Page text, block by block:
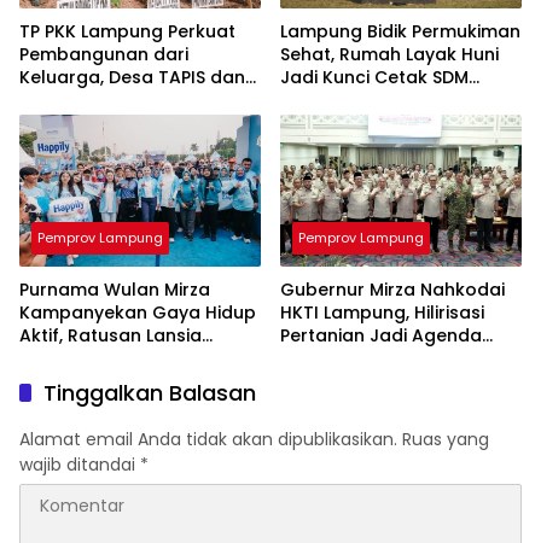
TP PKK Lampung Perkuat
Pembangunan dari
Keluarga, Desa TAPIS dan
Diluncurkan
Lampung Bidik Permukiman
Sehat, Rumah Layak Huni
Jadi Kunci Cetak SDM
Pemprov Lampung
Purnama Wulan Mirza
Kampanyekan Gaya Hidup
Aktif, Ratusan Lansia
Bandar Lampung
Pemprov Lampung
Gubernur Mirza Nahkodai
HKTI Lampung, Hilirisasi
Pertanian Jadi Agenda
Tinggalkan Balasan
Alamat email Anda tidak akan dipublikasikan. Ruas yang
wajib ditandai *